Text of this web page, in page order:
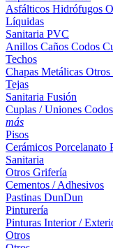
Asfálticos Hidrófugos
Líquidas
Sanitaria PVC
Anillos Caños Codos
Techos
Chapas Metálicas Otros
Tejas
Sanitaria Fusión
Cuplas / Uniones Codos
más
Pisos
Cerámicos Porcelanato
Sanitaria
Otros Grifería
Cementos / Adhesivos
Pastinas DunDun
Pinturería
Pinturas Interior /
Otros